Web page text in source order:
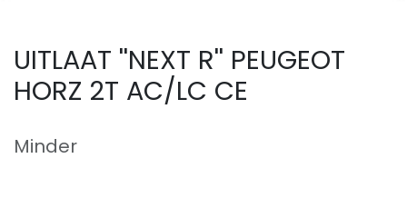
UITLAAT ''NEXT R'' PEUGEOT
HORZ 2T AC/LC CE
Minder